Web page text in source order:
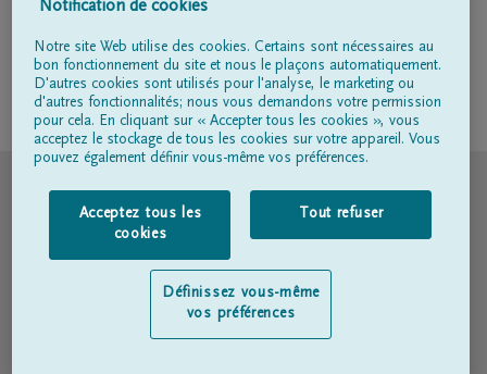
Entrepreneur de pompes funèbres
Suivez-nous sur
Conditions d'utilisation
Déclaration relative à la vie privée
Déclaration d’accessibilité
Notification de cookies
Notre site Web utilise des cookies. Certains sont nécessaires au
bon fonctionnement du site et nous le plaçons automatiquement.
D'autres cookies sont utilisés pour l'analyse, le marketing ou
d'autres fonctionnalités; nous vous demandons votre permission
pour cela. En cliquant sur « Accepter tous les cookies », vous
acceptez le stockage de tous les cookies sur votre appareil. Vous
pouvez également définir vous-même vos préférences.
Acceptez tous les
cookies
Tout refuser
Définissez vous-même
vos préférences